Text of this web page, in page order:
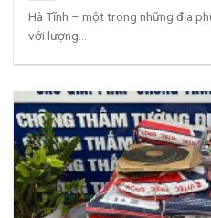
Hà Tĩnh – một trong những địa
với lượng...